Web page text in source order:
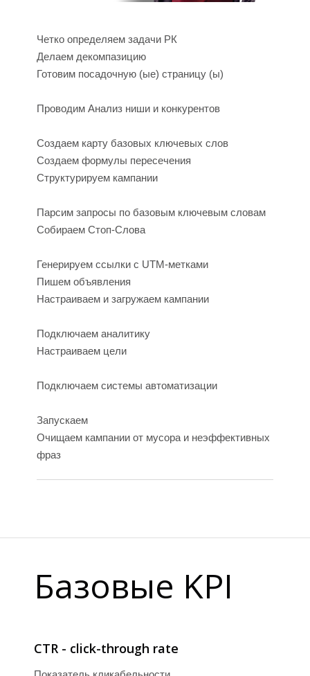
S
Ь
F
A
Четко определяем задачи РК
Делаем декомпазицию
Готовим посадочную (ые) страницу (ы)
Проводим Анализ ниши и конкурентов
Создаем карту базовых ключевых слов
Создаем формулы пересечения
Структурируем кампании
Парсим запросы по базовым ключевым словам
Собираем Стоп-Слова
Генерируем ссылки с UTM-метками
Пишем объявления
Настраиваем и загружаем кампании
Подключаем аналитику
Настраиваем цели
Подключаем системы автоматизации
Запускаем
Очищаем кампании от мусора и неэффективных
фраз
Базовые KPI
CTR - click-through rate